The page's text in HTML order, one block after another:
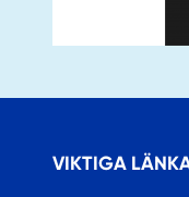
VIKTIGA